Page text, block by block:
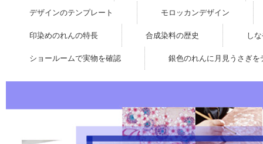
デザインのテンプレート モロッカンデザイン
印染めのれんの特長 合成染料の歴史 し
ショールームで実物を確認 銀色のれんに月見うさぎを